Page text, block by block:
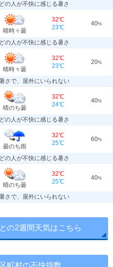
の人が不快に感じる暑さ
晴時々曇
32℃
23℃
40%
の人が不快に感じる暑さ
晴時々曇
32℃
23℃
20%
さで、屋外にいられない
晴のち曇
32℃
24℃
40%
の人が不快に感じる暑さ
曇のち雨
32℃
25℃
60%
の人が不快に感じる暑さ
晴のち曇
32℃
25℃
40%
さで、屋外にいられない
の2週間天気はこちら
町村の不快指数